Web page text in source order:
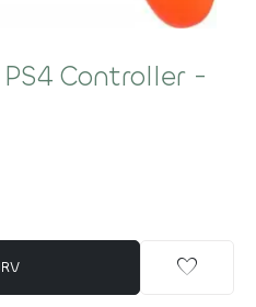
Controller -
favorite